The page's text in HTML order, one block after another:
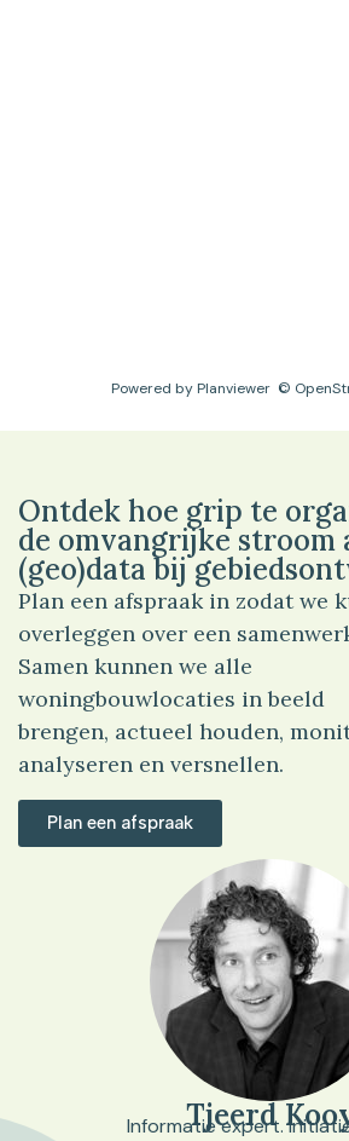
Powered by Planviewer©
Ontdek hoe grip te
de omvangrijke stroom
(geo)data bij
Plan een afspraak in zodat we
overleggen over een
Samen kunnen we alle
woningbouwlocaties in beeld
brengen, actueel houden,
analyseren en versnellen.
Plan een afspraak
Tjeerd
Informatie expert.